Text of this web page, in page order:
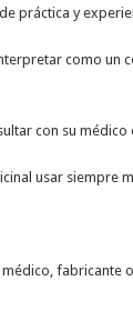
práctica y
como un
con su médico
usar siempre
fabricante